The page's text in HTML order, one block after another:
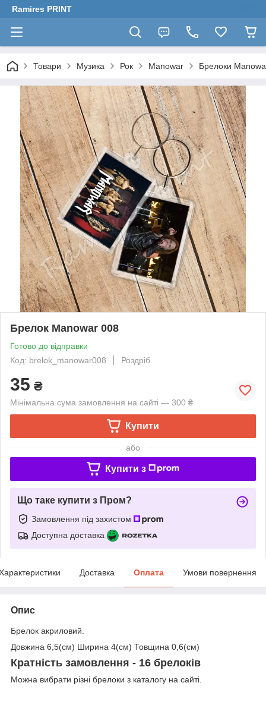
Ramires PRINT
Товари Музика Рок Manowar Брелоки
Брелок Manowar 008
Готово до відправки
Код: brelok_manowar008
Роздріб
35 ₴
Мінімальна сума замовлення на сайті — 300 ₴
Купити
або
Купити з
Що таке купити з Пром?
Замовлення під захистом
Доступна доставка
Доставка Оплата Умови повернення
Опис
Брелок акриловий.
Довжина 6,5(см) Ширина 4(см) Товщина 0,6(см)
Кратність замовлення - 16 брелоків
Можна вибрати різні брелоки з каталогу на сайті.